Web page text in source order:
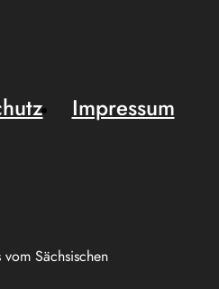
Sächsischen
Impressum